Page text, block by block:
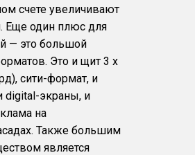
счете увеличивают
Еще один плюс для
— это большой
Это и щит 3 х
сити-формат, и
digital-экраны, и
на
Также большим
является